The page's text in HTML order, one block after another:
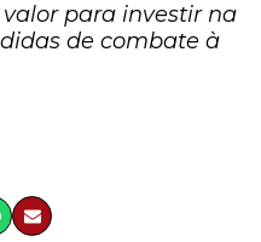
para investir na
de combate à